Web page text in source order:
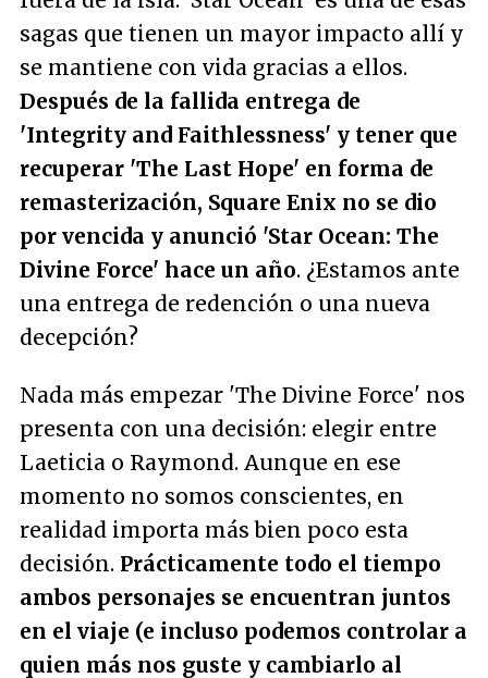
sagas que tienen un mayor impacto allí y
se mantiene con vida gracias a ellos.
Después de la fallida entrega de
'Integrity and Faithlessness' y tener que
recuperar 'The Last Hope' en forma de
remasterización, Square Enix no se dio
por vencida y anunció 'Star Ocean: The
Divine Force' hace un año. ¿Estamos ante
una entrega de redención o una nueva
decepción?
Nada más empezar 'The Divine Force' nos
presenta con una decisión: elegir entre
Laeticia o Raymond. Aunque en ese
momento no somos conscientes, en
realidad importa más bien poco esta
decisión. Prácticamente todo el tiempo
ambos personajes se encuentran juntos
en el viaje (e incluso podemos controlar a
quien más nos guste y cambiarlo al